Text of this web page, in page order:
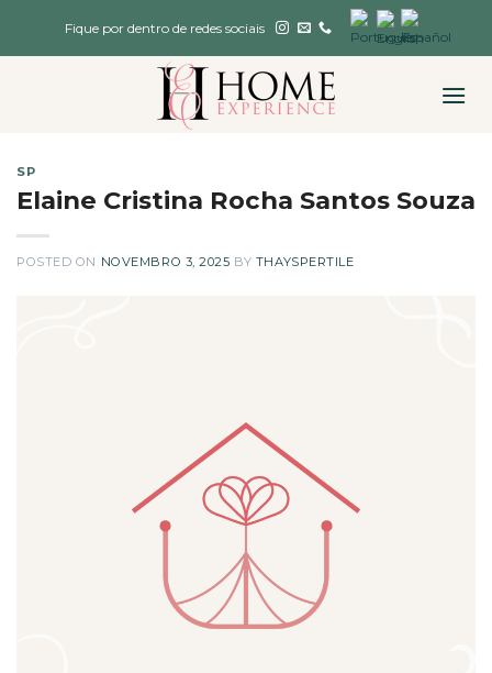
Fique por dentro de redes sociais
SP
Elaine Cristina Rocha Santos Souza
POSTED ON NOVEMBRO 3, 2025 BY THAYSPERTILE